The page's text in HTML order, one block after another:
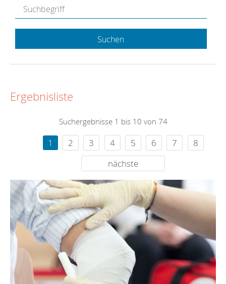
Suchen
Ergebnisliste
Suchergebnisse 1 bis 10 von 74
1 2 3 4 5 6 7
8
nächste